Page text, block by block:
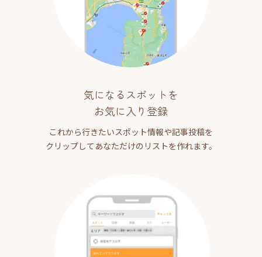
気になるスポットを
お気に入り登録
これから行きたいスポット情報や記事投稿を
クリップしてあなただけのリストを作れます。